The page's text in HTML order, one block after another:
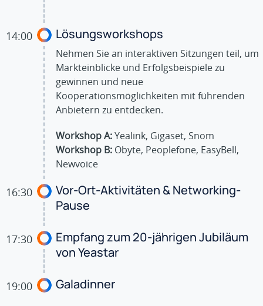
14:00 Lösungsworkshops
Nehmen Sie an interaktiven Sitzungen teil, um
Markteinblicke und Erfolgsbeispiele zu
gewinnen und neue
Kooperationsmöglichkeiten mit führenden
Anbietern zu entdecken.
Workshop A:Yealink, Gigaset, Snom
Workshop B: Obyte, Peoplefone, EasyBell,
Newvoice
16:30
Vor-Ort-Aktivitäten & Networking-
Pause
17:30
Empfang zum 20-jährigen Jubiläum
von Yeastar
19:00 Galadinner